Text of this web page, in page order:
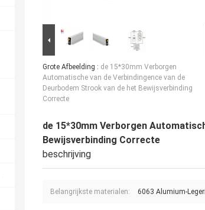
Grote Afbeelding : de 15*30mm Verborgen
Automatische van de Verbindingence van de
Deurbodem Strook van de het Bewijsverbinding
Correcte
de 15*30mm Verborgen
Bewijsverbinding Correcte
beschrijving
Belangrijkste materialen: 6063 Alumium-